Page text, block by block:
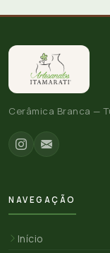
Cerâmica Branca —
NAVEGAÇÃO
Início